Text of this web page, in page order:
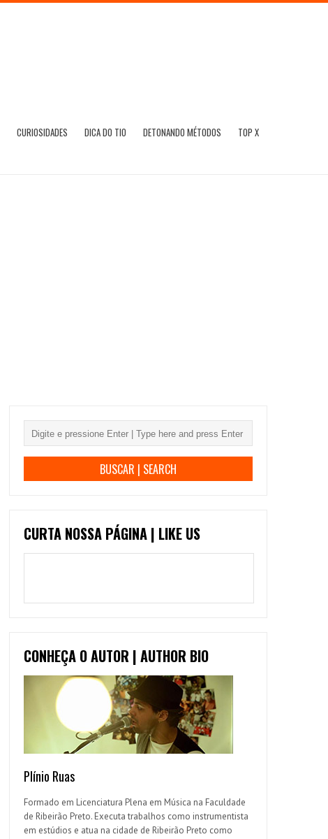
CURIOSIDADES DICA DO TIO DETONANDO MÉTODOS TOP X
CURTA NOSSA PÁGINA | LIKE US
CONHEÇA O AUTOR | AUTHOR BIO
Plínio Ruas
Formado em Licenciatura Plena em Música na Faculdade
de Ribeirão Preto. Executa trabalhos como instrumentista
em estúdios e atua na cidade de Ribeirão Preto como